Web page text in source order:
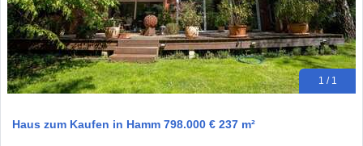
1 / 1
Haus zum Kaufen in Hamm 798.000 € 237 m²